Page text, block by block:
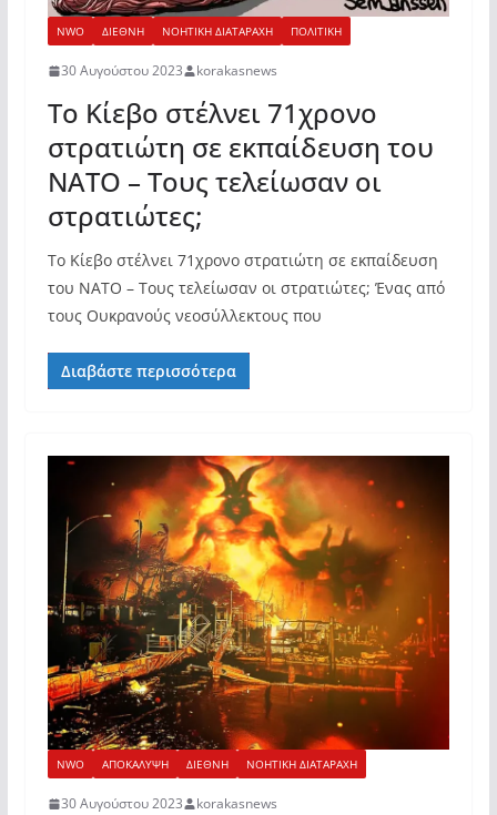
NWO ΔΙΕΘΝΗ ΝΟΗΤΙΚΗ ΔΙΑΤΑΡΑΧΗ ΠΟΛΙΤΙΚΗ
30 Αυγούστου 2023 korakasnews
Το Κίεβο στέλνει 71χρονο
στρατιώτη σε εκπαίδευση του
ΝΑΤΟ – Τους τελείωσαν οι
στρατιώτες;
Το Κίεβο στέλνει 71χρονο στρατιώτη σε εκπαίδευση
του ΝΑΤΟ – Τους τελείωσαν οι στρατιώτες; Ένας από
τους Ουκρανούς νεοσύλλεκτους που
Διαβάστε περισσότερα
NWO ΑΠΟΚΑΛΥΨΗ ΔΙΕΘΝΗ ΝΟΗΤΙΚΗ ΔΙΑΤΑΡΑΧΗ
30 Αυγούστου 2023 korakasnews